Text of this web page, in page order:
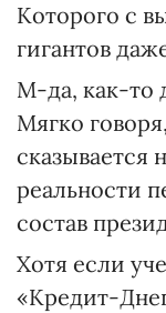
Которого с
гигантов
М-да, как-то
Мягко
сказывается
реальности
состав
Хотя если
«Кредит-